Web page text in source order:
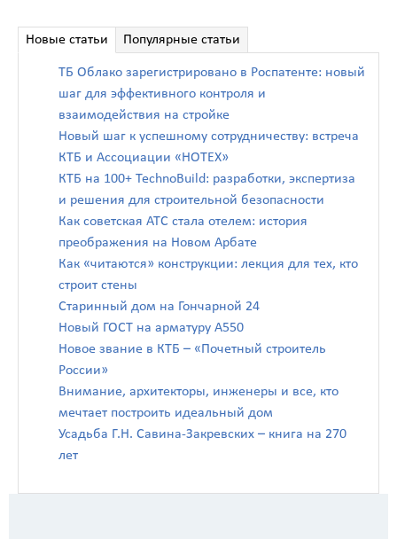
Новые статьи Популярные статьи
ТБ Облако зарегистрировано в Роспатенте: новый
шаг для эффективного контроля и
взаимодействия на стройке
Новый шаг к успешному сотрудничеству: встреча
КТБ и Ассоциации «НОТЕХ»
КТБ на 100+ TechnoBuild: разработки, экспертиза
и решения для строительной безопасности
Как советская АТС стала отелем: история
преображения на Новом Арбате
Как «читаются» конструкции: лекция для тех, кто
строит стены
Старинный дом на Гончарной 24
Новый ГОСТ на арматуру А550
Новое звание в КТБ – «Почетный строитель
России»
Внимание, архитекторы, инженеры и все, кто
мечтает построить идеальный дом
Усадьба Г.Н. Савина-Закревских – книга на 270
лет